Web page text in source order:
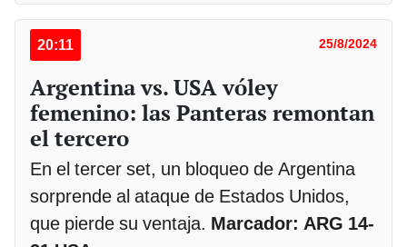
20:11 25/8/2024
Argentina vs. USA vóley
femenino: las Panteras remontan
el tercero
En el tercer set, un bloqueo de Argentina
sorprende al ataque de Estados Unidos,
que pierde su ventaja. Marcador: ARG 14-